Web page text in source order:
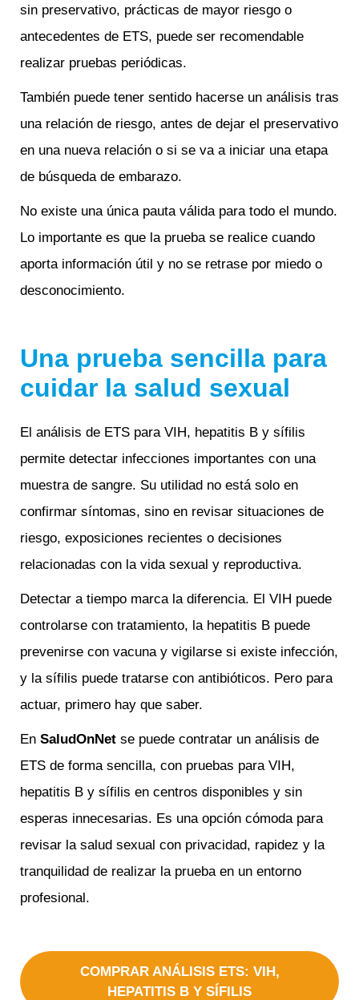
sin preservativo, prácticas de mayor riesgo o
antecedentes de ETS, puede ser recomendable
realizar pruebas periódicas.
También puede tener sentido hacerse un análisis tras
una relación de riesgo, antes de dejar el preservativo
en una nueva relación o si se va a iniciar una etapa
de búsqueda de embarazo.
No existe una única pauta válida para todo el mundo.
Lo importante es que la prueba se realice cuando
aporta información útil y no se retrase por miedo o
desconocimiento.
Una prueba sencilla para
cuidar la salud sexual
El análisis de ETS para VIH, hepatitis B y sífilis
permite detectar infecciones importantes con una
muestra de sangre. Su utilidad no está solo en
confirmar síntomas, sino en revisar situaciones de
riesgo, exposiciones recientes o decisiones
relacionadas con la vida sexual y reproductiva.
Detectar a tiempo marca la diferencia. El VIH puede
controlarse con tratamiento, la hepatitis B puede
prevenirse con vacuna y vigilarse si existe infección,
y la sífilis puede tratarse con antibióticos. Pero para
actuar, primero hay que saber.
En SaludOnNet se puede contratar un análisis de
ETS de forma sencilla, con pruebas para VIH,
hepatitis B y sífilis en centros disponibles y sin
esperas innecesarias. Es una opción cómoda para
revisar la salud sexual con privacidad, rapidez y la
tranquilidad de realizar la prueba en un entorno
profesional.
COMPRAR ANÁLISIS ETS: VIH,
HEPATITIS B Y SÍFILIS